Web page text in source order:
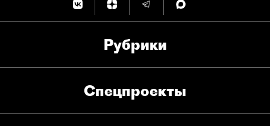
Рубрики
Спец­проекты